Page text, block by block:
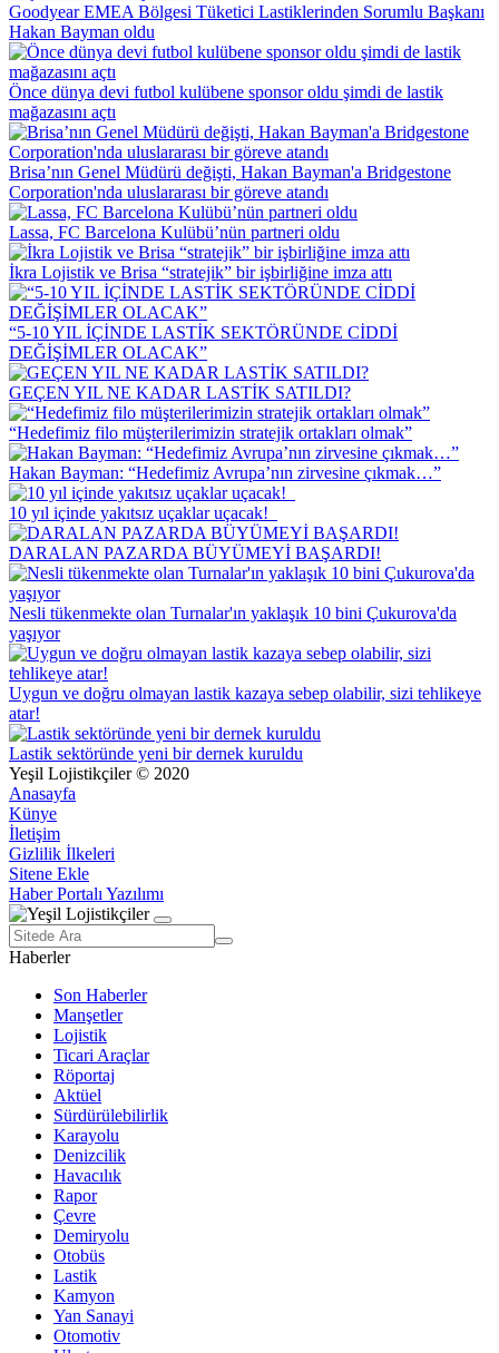
Goodyear EMEA Bölgesi Tüketici Lastiklerinden Sorumlu Başkanı
Hakan Bayman oldu
Önce dünya devi futbol kulübene sponsor oldu şimdi de lastik
mağazasını açtı
Brisa’nın Genel Müdürü değişti, Hakan Bayman'a Bridgestone
Corporation'nda uluslararası bir göreve atandı
Lassa, FC Barcelona Kulübü’nün partneri oldu
İkra Lojistik ve Brisa “stratejik” bir işbirliğine imza attı
“5-10 YIL İÇİNDE LASTİK SEKTÖRÜNDE CİDDİ
DEĞİŞİMLER OLACAK”
GEÇEN YIL NE KADAR LASTİK SATILDI?
“Hedefimiz filo müşterilerimizin stratejik ortakları olmak”
Hakan Bayman: “Hedefimiz Avrupa’nın zirvesine çıkmak…”
10 yıl içinde yakıtsız uçaklar uçacak!
DARALAN PAZARDA BÜYÜMEYİ BAŞARDI!
Nesli tükenmekte olan Turnalar'ın yaklaşık 10 bini Çukurova'da
yaşıyor
Uygun ve doğru olmayan lastik kazaya sebep olabilir, sizi tehlikeye
atar!
Lastik sektöründe yeni bir dernek kuruldu
Yeşil Lojistikçiler © 2020
Anasayfa
Künye
İletişim
Gizlilik İlkeleri
Sitene Ekle
Haber Portalı Yazılımı
Haberler
Son Haberler
Manşetler
Lojistik
Ticari Araçlar
Röportaj
Aktüel
Sürdürülebilirlik
Karayolu
Denizcilik
Havacılık
Rapor
Çevre
Demiryolu
Otobüs
Lastik
Kamyon
Yan Sanayi
Otomotiv